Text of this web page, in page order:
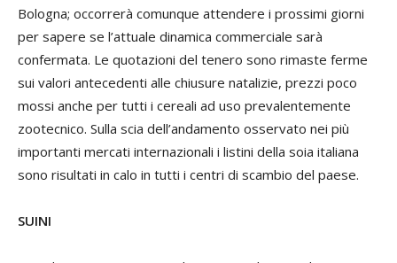
Bologna; occorrerà comunque attendere i prossimi giorni
per sapere se l’attuale dinamica commerciale sarà
confermata. Le quotazioni del tenero sono rimaste ferme
sui valori antecedenti alle chiusure natalizie, prezzi poco
mossi anche per tutti i cereali ad uso prevalentemente
zootecnico. Sulla scia dell’andamento osservato nei più
importanti mercati internazionali i listini della soia italiana
sono risultati in calo in tutti i centri di scambio del paese.
SUINI